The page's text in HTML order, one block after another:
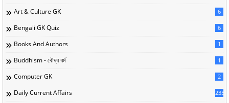
Art & Culture GK 6
Bengali GK Quiz 6
Books And Authors 1
Buddhism - বৌদ্ধ ধর্ম 1
Computer GK 2
Daily Current Affairs 235